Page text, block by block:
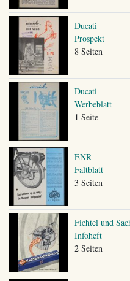
Ducati
Prospekt
8 Seiten
Ducati
Werbeblatt
1 Seite
ENR
Faltblatt
3 Seiten
Fichtel und
Infoheft
2 Seiten